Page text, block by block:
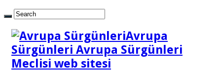
Avrupa
Sürgünleri Avrupa Sürgünleri
Meclisi web sitesi